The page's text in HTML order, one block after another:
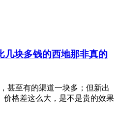
几块多钱的西地那非真的
甚至有的渠道一块多；但新出
价格差这么大，是不是贵的效果